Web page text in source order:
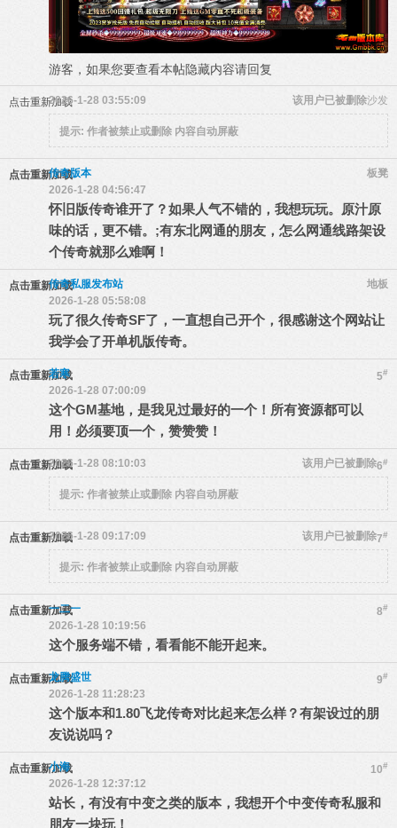
游客，如果您要查看本帖隐藏内容请回复
点击重新加载 沙发
该用户已被删除
2026-1-28 03:55:09
提示: 作者被禁止或删除 内容自动屏蔽
点击重新加载 板凳
传奇版本
2026-1-28 04:56:47
怀旧版传奇谁开了？如果人气不错的，我想玩玩。原汁原
味的话，更不错。;有东北网通的朋友，怎么网通线路架设
个传奇就那么难啊！
点击重新加载 地板
传奇私服发布站
2026-1-28 05:58:08
玩了很久传奇SF了，一直想自己开个，很感谢这个网站让
我学会了开单机版传奇。
点击重新加载 5#
若寒
2026-1-28 07:00:09
这个GM基地，是我见过最好的一个！所有资源都可以
用！必须要顶一个，赞赞赞！
点击重新加载 6#
该用户已被删除
2026-1-28 08:10:03
提示: 作者被禁止或删除 内容自动屏蔽
点击重新加载 7#
该用户已被删除
2026-1-28 09:17:09
提示: 作者被禁止或删除 内容自动屏蔽
点击重新加载 8#
一二一
2026-1-28 10:19:56
这个服务端不错，看看能不能开起来。
点击重新加载 9#
龙腾盛世
2026-1-28 11:28:23
这个版本和1.80飞龙传奇对比起来怎么样？有架设过的朋
友说说吗？
点击重新加载 10#
小海
2026-1-28 12:37:12
站长，有没有中变之类的版本，我想开个中变传奇私服和
朋友一块玩！